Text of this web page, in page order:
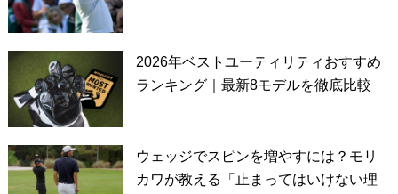
2026年ベストユーティリティおすすめ
ランキング｜最新8モデルを徹底比較
ウェッジでスピンを増やすには？モリ
カワが教える「止まってはいけない理